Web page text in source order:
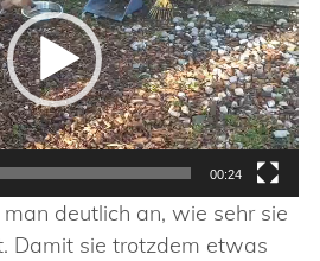
00:24
deutlich an, wie sehr sie
Damit sie trotzdem etwas